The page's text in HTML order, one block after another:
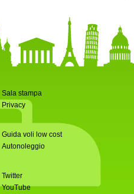
Sala stampa
Privacy
Guida voli low cost
Autonoleggio
Twitter
YouTube